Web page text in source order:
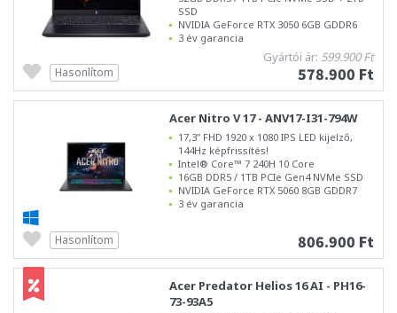
SSD
NVIDIA GeForce RTX 3050 6GB GDDR6
3 év garancia
Gyártói ár: 599.900 Ft
578.900 Ft
Hasonlítom
Acer Nitro V 17 - ANV17-I31-794W
17,3" FHD 1920 x 1080 IPS LED kijelző,
144Hz képfrissítés!
Intel® Core™ 7 240H 10 Core
16GB DDR5 / 1TB PCIe Gen4 NVMe SSD
NVIDIA GeForce RTX 5060 8GB GDDR7
3 év garancia
806.900 Ft
Hasonlítom
Acer Predator Helios 16 AI - PH16-
73-93A5